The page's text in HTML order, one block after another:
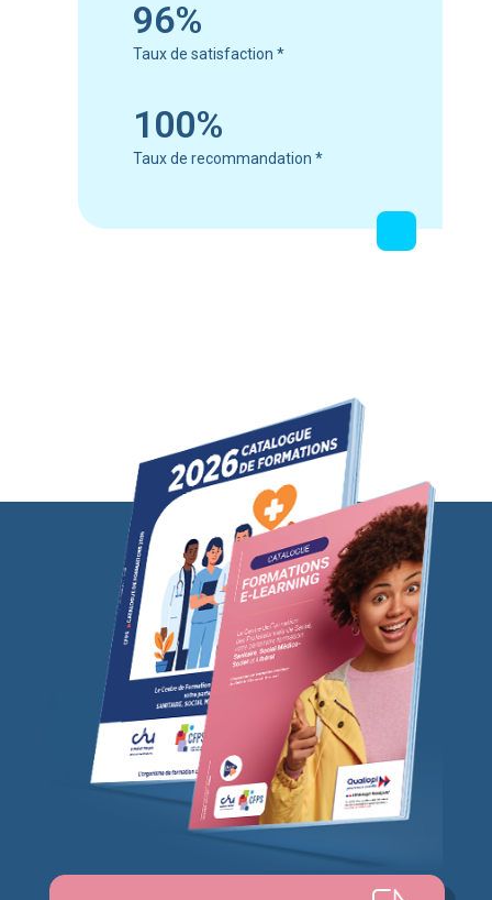
96%
Taux de satisfaction *
100%
Taux de recommandation *